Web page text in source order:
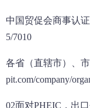
中国贸促会商事认
5/7010
各省（直辖市）、
pit.com/company/
02面对PHEIC，出